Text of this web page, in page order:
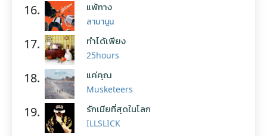
16. แพ้ทาง
ลาบานูน
17. ทำได้เพียง
25hours
18. แค่คุณ
Musketeers
19. รักเมียที่สุดในโลก
ILLSLICK